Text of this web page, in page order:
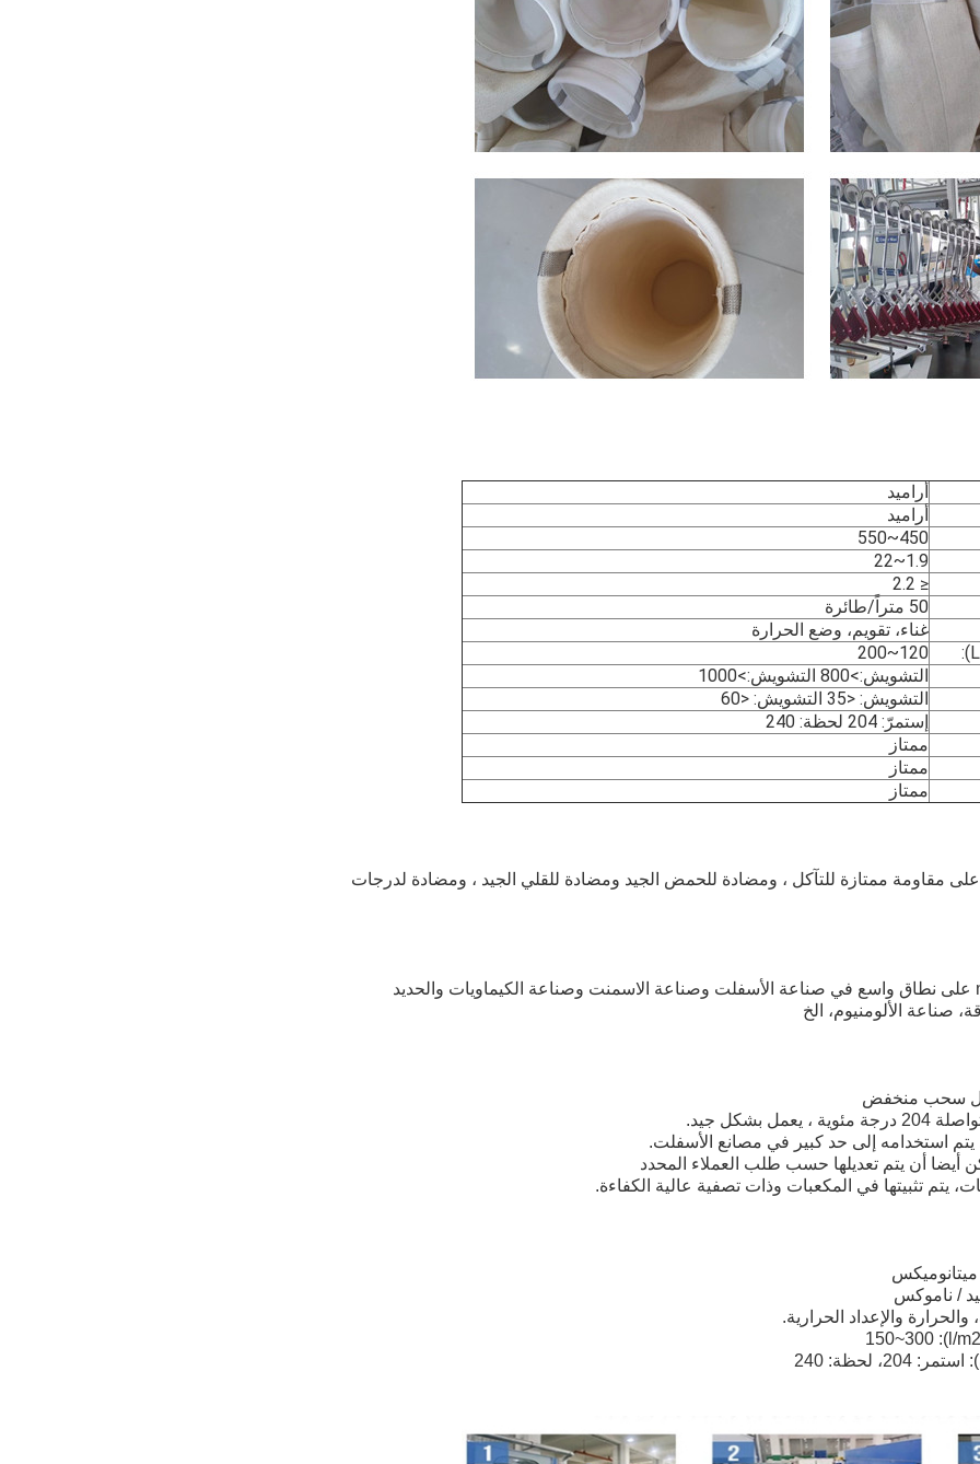
أراميد
أراميد
450~550
1.9~22
≤ 2.2
50 متراً/طائرة
غناء، تقويم، وضع الحرارة
120~200
التشويش:>800 التشويش:>1000
التشويش: <35 التشويش: <60
إستمرّ: 204 لحظة: 240
ممتاز
ممتاز
ممتاز
تحتوي أكياس فلتر Nomex على مقاومة ممتازة للتآكل ، ومضادة للحمض الجيد ومضادة للقلي الجيد ، ومضادة لدرجات
صناعة الألومنيوم، الخ